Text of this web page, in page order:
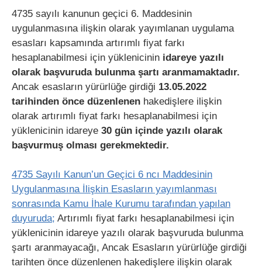
4735 sayılı kanunun geçici 6. Maddesinin
uygulanmasına ilişkin olarak yayımlanan uygulama
esasları kapsamında artırımlı fiyat farkı
hesaplanabilmesi için yüklenicinin idareye yazılı
olarak başvuruda bulunma şartı aranmamaktadır.
Ancak esasların yürürlüğe girdiği 13.05.2022
tarihinden önce düzenlenen hakedişlere ilişkin
olarak artırımlı fiyat farkı hesaplanabilmesi için
yüklenicinin idareye 30 gün içinde yazılı olarak
başvurmuş olması gerekmektedir.
4735 Sayılı Kanun’un Geçici 6 ncı Maddesinin
Uygulanmasına İlişkin Esasların yayımlanması
sonrasında Kamu İhale Kurumu tarafından yapılan
duyuruda; Artırımlı fiyat farkı hesaplanabilmesi için
yüklenicinin idareye yazılı olarak başvuruda bulunma
şartı aranmayacağı, Ancak Esasların yürürlüğe girdiği
tarihten önce düzenlenen hakedişlere ilişkin olarak